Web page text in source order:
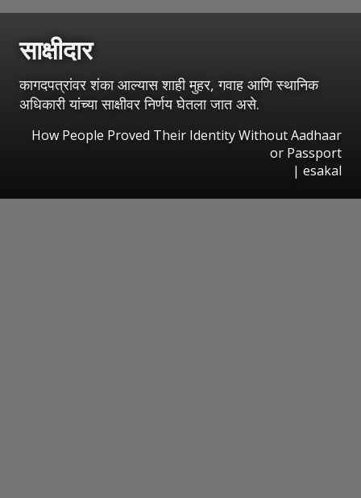
साक्षीदार
कागदपत्रांवर शंका आल्यास शाही मुहर, गवाह आणि स्थानिक
अधिकारी यांच्या साक्षीवर निर्णय घेतला जात असे.
How People Proved Their Identity Without Aadhaar
or Passport
| esakal